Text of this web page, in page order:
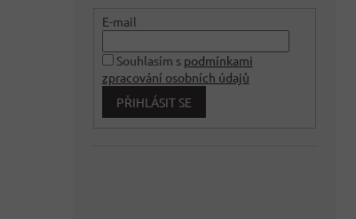
E-mail
Souhlasím s podmínkami
zpracování osobních údajů
PŘIHLÁSIT SE